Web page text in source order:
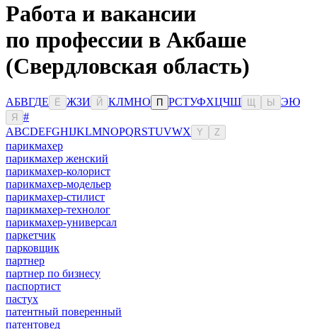
Работа и вакансии
по профессии в Акбаше
(Свердловская область)
АБВГДЕ Ё ЖЗИ Й КЛМНО П РСТУФХЦЧШ Ы ЭЮ
Я
#
ABCDEFGHIJKLMNOPQRSTUVWX Y Z
парикмахер
парикмахер женский
парикмахер-колорист
парикмахер-модельер
парикмахер-стилист
парикмахер-технолог
парикмахер-универсал
паркетчик
парковщик
партнер
партнер по бизнесу
паспортист
пастух
патентный поверенный
патентовед